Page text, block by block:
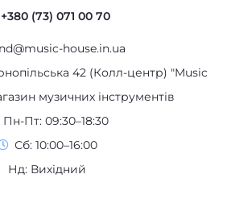
house.in.ua
музичних інструментів
Пн-Пт: 09:30–18:30
Сб: 10:00–16:00
Нд: Вихідний